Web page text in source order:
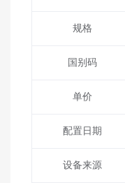
规格
国别码
单价
配置日期
设备来源